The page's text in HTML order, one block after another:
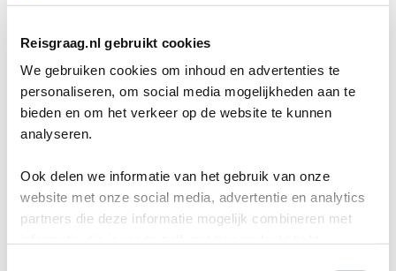
Reisgraag.nl gebruikt cookies
We gebruiken cookies om inhoud en advertenties te
personaliseren, om social media mogelijkheden aan te
bieden en om het verkeer op de website te kunnen
analyseren.
Ook delen we informatie van het gebruik van onze
website met onze social media, advertentie en analytics
partners die deze informatie mogelijk combineren met
Reisgraag.nl
Stationssingel 120e
5371BB Ravenstein
0486-412199
0486-412199
rb@reisgraag.nl